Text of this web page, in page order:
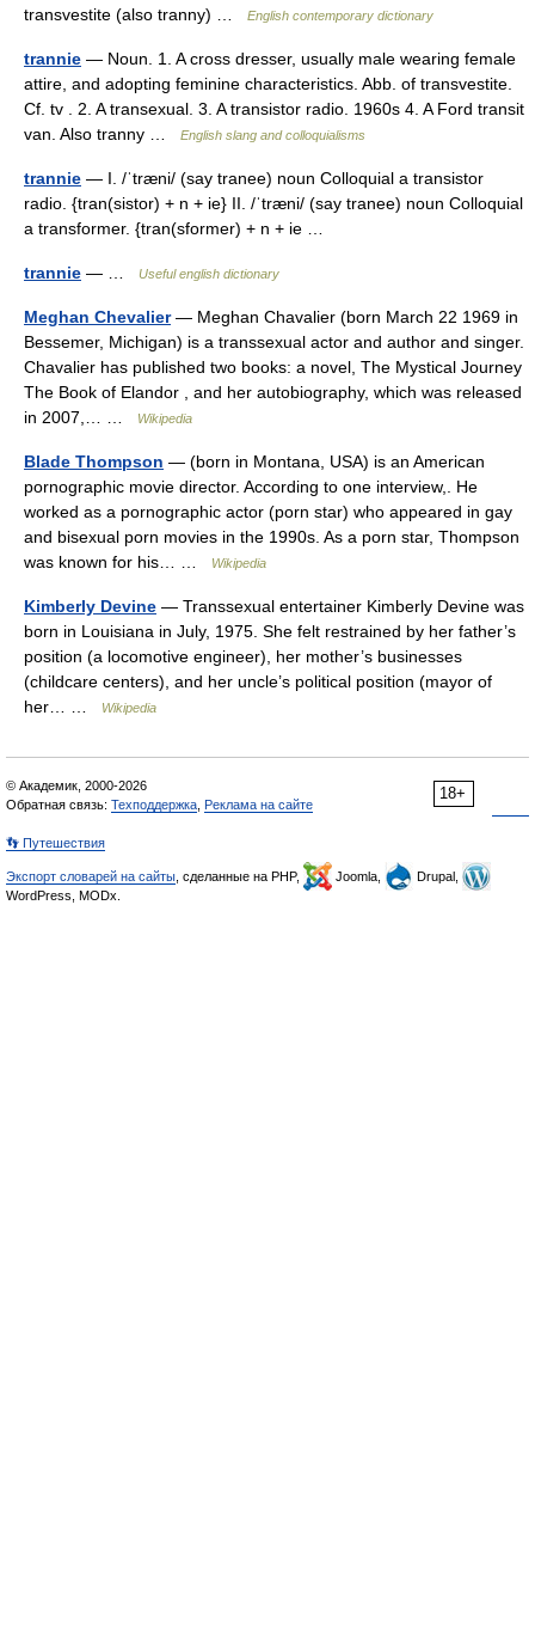
transvestite (also tranny) …
English contemporary dictionary
trannie — Noun. 1. A cross dresser, usually male wearing female
attire, and adopting feminine characteristics. Abb. of transvestite.
Cf. tv . 2. A transexual. 3. A transistor radio. 1960s 4. A Ford transit
van. Also tranny …
English slang and colloquialisms
trannie — I. /ˈtræni/ (say tranee) noun Colloquial a transistor
radio. {tran(sistor) + n + ie} II. /ˈtræni/ (say tranee) noun Colloquial
a transformer. {tran(sformer) + n + ie …
trannie — … Useful english dictionary
Meghan Chevalier— Meghan Chavalier (born March 22 1969 in
Bessemer, Michigan) is a transsexual actor and author and singer.
Chavalier has published two books: a novel, The Mystical Journey
The Book of Elandor , and her autobiography, which was released
in 2007,… …
Wikipedia
Blade Thompson — (born in Montana, USA) is an American
pornographic movie director. According to one interview,. He
worked as a pornographic actor (porn star) who appeared in gay
and bisexual porn movies in the 1990s. As a porn star, Thompson
was known for his… …
Wikipedia
Kimberly Devine — Transsexual entertainer Kimberly Devine was
born in Louisiana in July, 1975. She felt restrained by her father’s
position (a locomotive engineer), her mother’s businesses
(childcare centers), and her uncle’s political position (mayor of
her… …
Wikipedia
18+
© Академик, 2000-2026
Обратная связь: Техподдержка Реклама на сайте
👣 Путешествия
Экспорт словарей на сайты , сделанные на PHP, Joomla,
Drupal,
WordPress, MODx.